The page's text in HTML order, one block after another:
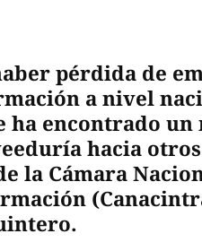
pérdida de
a nivel
ha encontrado un
hacia otros
la Cámara